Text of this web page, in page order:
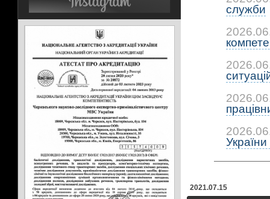
служби
України
2021.07.15